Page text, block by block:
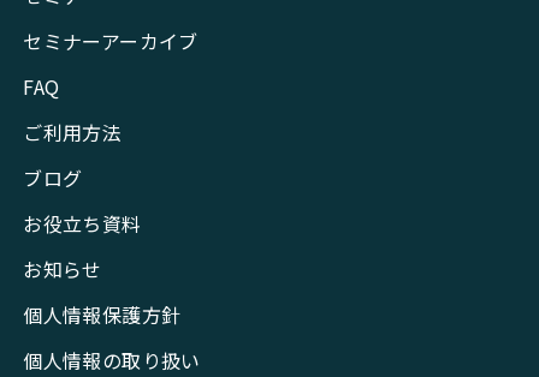
セミナーアーカイブ
FAQ
ご利用方法
ブログ
お役立ち資料
お知らせ
個人情報保護方針
個人情報の取り扱い